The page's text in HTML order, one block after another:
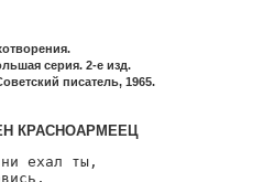
серия. 2-е изд.
писатель, 1965.
КРАСНОАРМЕЕЦ
ехал ты,